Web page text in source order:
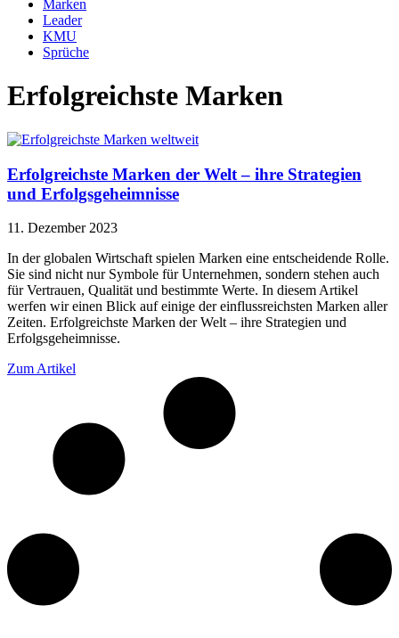
Marken
Leader
KMU
Sprüche
Erfolgreichste Marken
Erfolgreichste Marken der Welt – ihre Strategien
und Erfolgsgeheimnisse
11. Dezember 2023
In der globalen Wirtschaft spielen Marken eine entscheidende Rolle.
Sie sind nicht nur Symbole für Unternehmen, sondern stehen auch
für Vertrauen, Qualität und bestimmte Werte. In diesem Artikel
werfen wir einen Blick auf einige der einflussreichsten Marken aller
Zeiten. Erfolgreichste Marken der Welt – ihre Strategien und
Erfolgsgeheimnisse.
Zum Artikel